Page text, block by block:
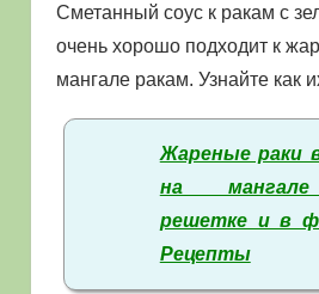
Сметанный соус к ракам с
очень хорошо подходит к
мангале ракам. Узнайте как
Жареные раки
на
решетке и в
Рецепты